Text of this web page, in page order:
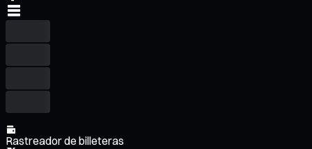
Rastreador de billeteras